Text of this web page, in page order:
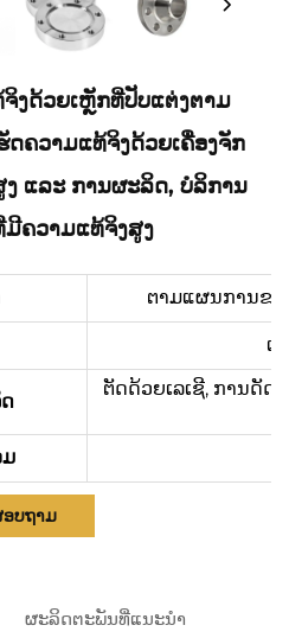
ງດ້ວຍເຫຼັກທີ່ປັບແຕ່ງຕາມ
ດຄວາມແທ້ຈິງດ້ວຍເຄື່ອງຈັກ
ແລະ ການຜະລິດ, ບໍລິການ
ຄວາມແທ້ຈິງສູງ
ຕາມແຜນການຂອ
ເ
ຕັດດ້ວຍເລເຊີ, ການດັດ,
ບຖາມ
ຜະລິດຕະພັນທີ່ແນະນຳ